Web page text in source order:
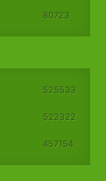
80723
525533
522322
457154